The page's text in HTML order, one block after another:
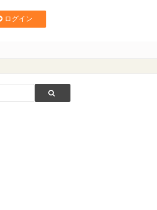
ログイン